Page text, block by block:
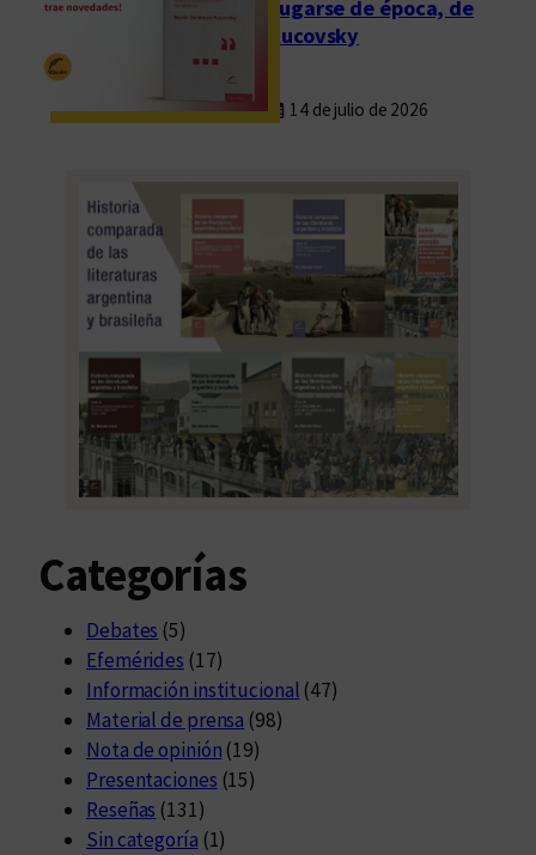
Fugarse de época, de
Rucovsky
14 de julio de 2026
Categorías
Debates (5)
Efemérides (17)
Información institucional (47)
Material de prensa (98)
Nota de opinión (19)
Presentaciones (15)
Reseñas (131)
Sin categoría (1)